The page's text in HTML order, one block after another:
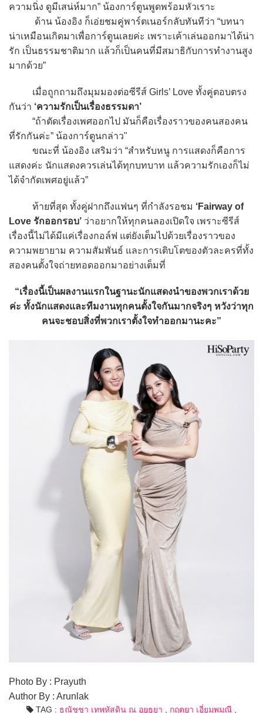
ความนิ่ง ดูมีเสน่ห์มาก” น้องการ์ตูนพูดพร้อมหัวเราะ
ด้าน น้องอิง ก็เอ่ยชมคู่พาร์ตเนอร์กลับทันทีว่า “บทนา
น่าเหมือนเกิดมาเพื่อการ์ตูนเลยค่ะ เพราะเค้าเล่นออกมาได้น่า
รัก เป็นธรรมชาติมาก แล้วก็เป็นคนที่มีสมาธิกับการทำงานสูง
มากด้วย”
เมื่อถูกถามถึงมุมมองต่อซีรีส์ Girls’ Love ทั้งคู่ตอบตรง
กันว่า ‘ความรักเป็นเรื่องธรรมดา’
“ถ้าตัดเรื่องเพศออกไป มันก็คือเรื่องราวของคนสองคน
ที่รักกันค่ะ” น้องการ์ตูนกล่าว"
ขณะที่ น้องอิง เสริมว่า “สำหรับหนู การแสดงก็คือการ
แสดงค่ะ นักแสดงควรเล่นได้ทุกบทบาท แล้วความรักเองก็ไม่
ได้จำกัดเพศอยู่แล้ว”
ท้ายที่สุด ทั้งคู่ฝากถึงแฟนๆ ที่กำลังรอชม ‘Fairway of
Love รักออกรอบ’ ว่าอยากให้ทุกคนลองเปิดใจ เพราะซีรีส์
เรื่องนี้ไม่ได้มีแค่เรื่องกอล์ฟ แต่ยังเต็มไปด้วยเรื่องราวของ
ความพยายาม ความสัมพันธ์ และการเติบโตของตัวละครที่ทั้ง
สองคนตั้งใจถ่ายทอดออกมาอย่างเต็มที่
“เรื่องนี้เป็นผลงานแรกในฐานะนักแสดงนำของพวกเราด้วย
ค่ะ ทั้งนักแสดงและทีมงานทุกคนตั้งใจกันมากจริงๆ หวังว่าทุก
คนจะชอบสิ่งที่พวกเราตั้งใจทำออกมานะคะ”
Photo By : Prayuth
Author By : Arunlak
TAG : ธณัชชา เทพหัสดิน ณ อยุธยา กฤตยา เอี่ยมพมณี